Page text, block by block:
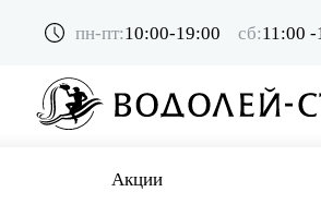
пн-пт:10:00-19:00 сб:11:00
Акции